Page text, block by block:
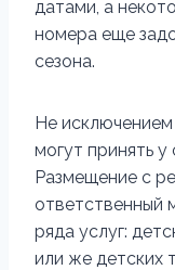
датами, а
номера еще
сезона.
Не
могут принять
Размещение с
ответственный
ряда услуг:
или же детских